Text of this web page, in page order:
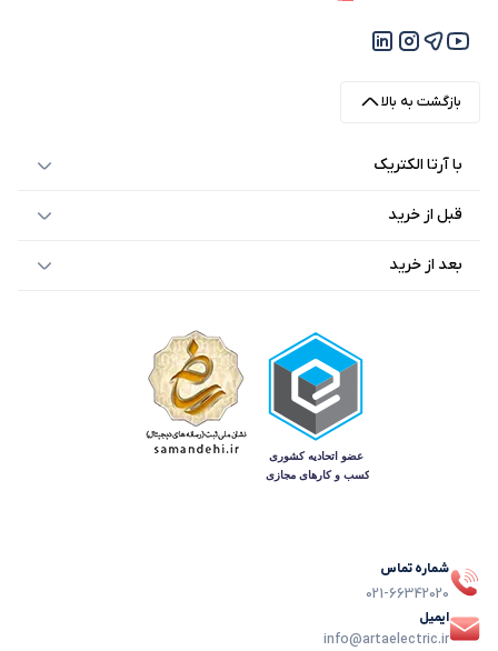
بازگشت به بالا
با آرتا الکتریک
قبل از خرید
بعد از خرید
شماره تماس
021-66342020
ایمیل
info@artaelectric.ir